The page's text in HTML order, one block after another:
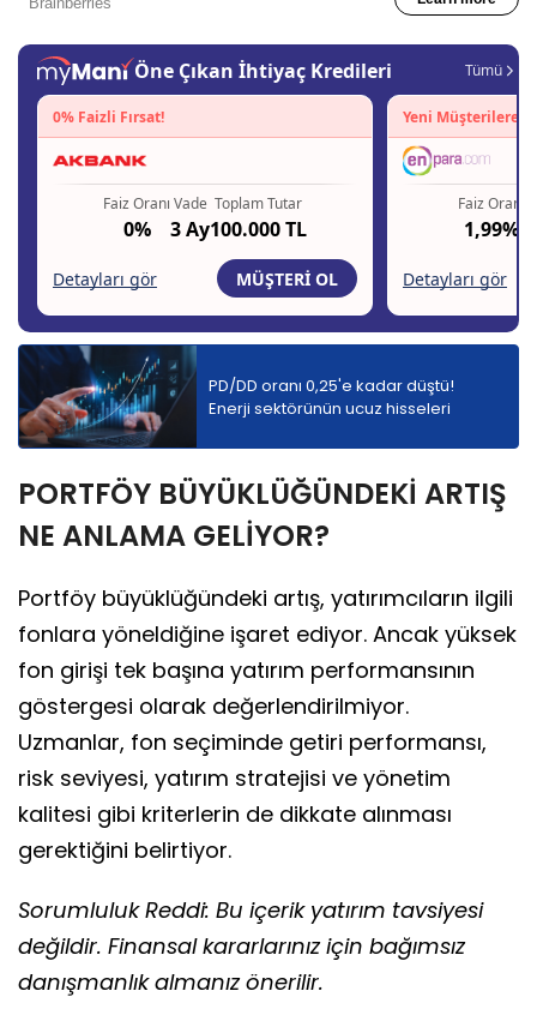
PD/DD oranı 0,25'e kadar düştü!
Enerji sektörünün ucuz hisseleri
PORTFÖY BÜYÜKLÜĞÜNDEKİ ARTIŞ
NE ANLAMA GELİYOR?
Portföy büyüklüğündeki artış, yatırımcıların ilgili
fonlara yöneldiğine işaret ediyor. Ancak yüksek
fon girişi tek başına yatırım performansının
göstergesi olarak değerlendirilmiyor.
Uzmanlar, fon seçiminde getiri performansı,
risk seviyesi, yatırım stratejisi ve yönetim
kalitesi gibi kriterlerin de dikkate alınması
gerektiğini belirtiyor.
Sorumluluk Reddi: Bu içerik yatırım tavsiyesi
değildir. Finansal kararlarınız için bağımsız
danışmanlık almanız önerilir.